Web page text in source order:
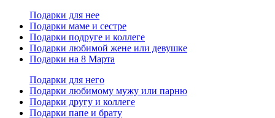
Подарки для нее
Подарки маме и сестре
Подарки подруге и коллеге
Подарки любимой жене или девушке
Подарки на 8 Марта
Подарки для него
Подарки любимому мужу или парню
Подарки другу и коллеге
Подарки папе и брату